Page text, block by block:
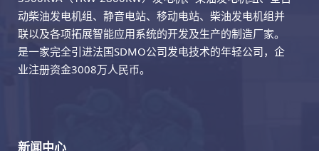
动柴油发电机组、静音电站、移动电站、柴油发电机组并
联以及各项拓展智能应用系统的开发及生产的制造厂家。
是一家完全引进法国SDMO公司发电技术的年轻公司，企
业注册资金3008万人民币。
新闻中心